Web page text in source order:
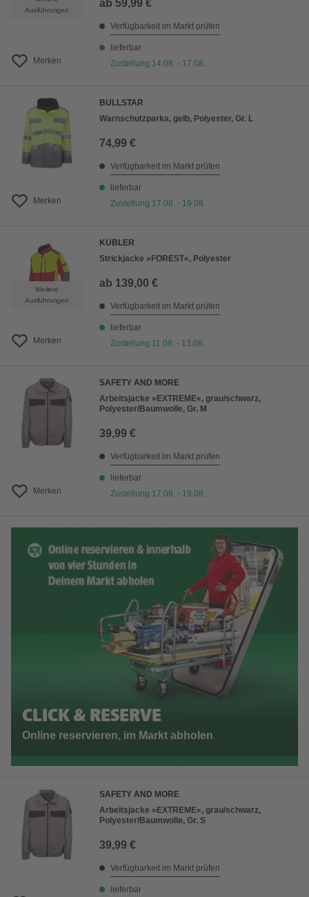
Ausführungen
Merken
ab 59,99 €
Verfügbarkeit im Markt prüfen
lieferbar
Zustellung 14.08. - 17.08.
Merken
BULLSTAR
Warnschutzparka, gelb, Polyester, Gr. L
74,99 €
Verfügbarkeit im Markt prüfen
lieferbar
Zustellung 17.08. - 19.08.
Weitere
Ausführungen
Merken
KÜBLER
Strickjacke »FOREST«, Polyester
ab 139,00 €
Verfügbarkeit im Markt prüfen
lieferbar
Zustellung 11.08. - 13.08.
Merken
SAFETY AND MORE
Arbeitsjacke »EXTREME«, grau/schwarz,
Polyester/Baumwolle, Gr. M
39,99 €
Verfügbarkeit im Markt prüfen
lieferbar
Zustellung 17.08. - 19.08.
CLICK & RESERVE
Online reservieren, im Markt abholen
SAFETY AND MORE
Arbeitsjacke »EXTREME«, grau/schwarz,
Polyester/Baumwolle, Gr. S
39,99 €
Verfügbarkeit im Markt prüfen
lieferbar